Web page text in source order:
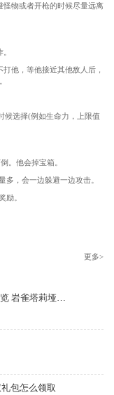
怪物或者开枪的时候尽量远离
他，等他接近其他敌人后，
候选择(例如生命力，上限值
。他会掉宝箱。
多，会一边躲避一边攻击。
励。
更多>
lol岩雀,LOL新英雄岩雀塔莉垭技能一览 岩雀塔莉垭适合什么位置
包怎么领取